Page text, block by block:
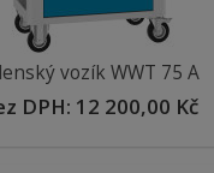
vozík WWT 75 A
DPH: 12 200,00 Kč